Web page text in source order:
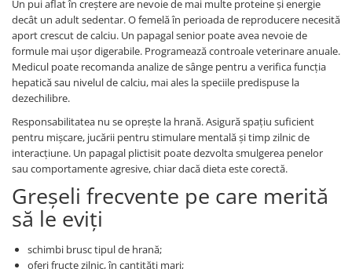
Un pui aflat în creștere are nevoie de mai multe proteine și energie
decât un adult sedentar. O femelă în perioada de reproducere necesită
aport crescut de calciu. Un papagal senior poate avea nevoie de
formule mai ușor digerabile. Programează controale veterinare anuale.
Medicul poate recomanda analize de sânge pentru a verifica funcția
hepatică sau nivelul de calciu, mai ales la speciile predispuse la
dezechilibre.
Responsabilitatea nu se oprește la hrană. Asigură spațiu suficient
pentru mișcare, jucării pentru stimulare mentală și timp zilnic de
interacțiune. Un papagal plictisit poate dezvolta smulgerea penelor
sau comportamente agresive, chiar dacă dieta este corectă.
Greșeli frecvente pe care merită
să le eviți
schimbi brusc tipul de hrană;
oferi fructe zilnic, în cantități mari;